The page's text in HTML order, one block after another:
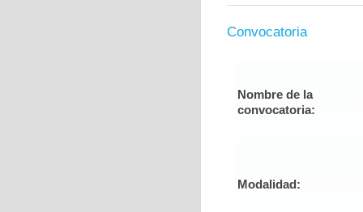
Convocatoria
Nombre de la
convocatoria:
Modalidad: